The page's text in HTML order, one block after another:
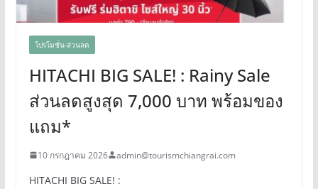
โปรโมชั่น-ส่วนลด
HITACHI BIG SALE! : Rainy Sale
ส่วนลดสูงสุด 7,000 บาท พร้อมของ
แถม*
10 กรกฎาคม 2026 admin@tourismchiangrai.com
HITACHI BIG SALE! :